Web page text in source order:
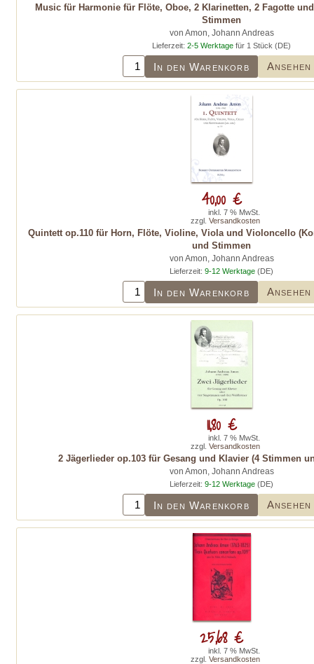
Music für Harmonie für Flöte, Oboe, 2 Klarinetten, 2 Fagotte
Stimmen
von Amon, Johann Andreas
Lieferzeit: 2-5 Werktage für 1 Stück (DE)
In den Warenkorb Ansehen
Quintett op.110 für Horn, Flöte, Violine, Viola und Violoncello
und Stimmen
von Amon, Johann Andreas
Lieferzeit: 9-12 Werktage (DE)
In den Warenkorb Ansehen
40,00 €
inkl. 7 % MwSt.
zzgl. Versandkosten
2 Jägerlieder op.103 für Gesang und Klavier (4 Stimmen
von Amon, Johann Andreas
Lieferzeit: 9-12 Werktage (DE)
In den Warenkorb Ansehen
11,80 €
inkl. 7 % MwSt.
zzgl. Versandkosten
25,68 €
inkl. 7 % MwSt.
zzgl. Versandkosten